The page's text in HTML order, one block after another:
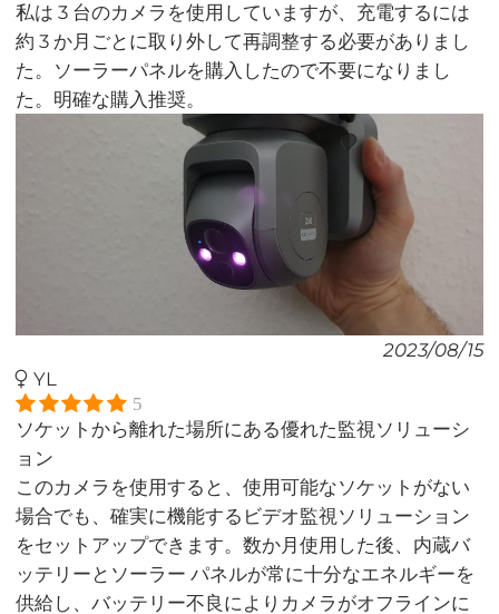
私は 3 台のカメラを使用していますが、充電するには
約 3 か月ごとに取り外して再調整する必要がありまし
た。ソーラーパネルを購入したので不要になりまし
た。明確な購入推奨。
2023/08/15
YL
5
ソケットから離れた場所にある優れた監視ソリューシ
ョン
このカメラを使用すると、使用可能なソケットがない
場合でも、確実に機能するビデオ監視ソリューション
をセットアップできます。数か月使用した後、内蔵バ
ッテリーとソーラー パネルが常に十分なエネルギーを
供給し、バッテリー不良によりカメラがオフラインに